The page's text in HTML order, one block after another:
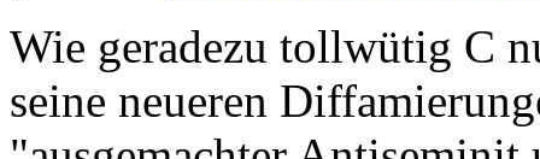
Wie geradezu tollwütig C
seine neueren